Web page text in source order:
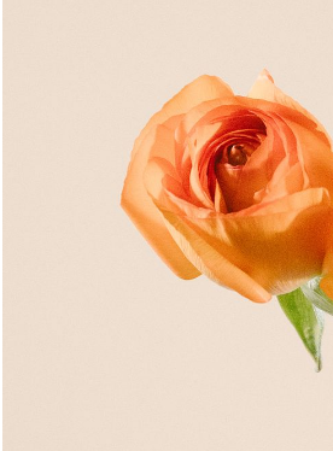
写真と同じものが届く？
商品ページに掲載している写真は、
影したものです。お花は生き物なの
ズ・咲き方に個体差はありますが、
に近いものをお届けできるように人